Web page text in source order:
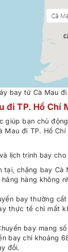
bay từ Cà Mau
đi TP. Hồ Chí
giúp bạn chủ
đi TP. Hồ
lịch trình bay cho
tại, chặng bay Cà
hàng không
bay thường
thực tế chỉ mất
bay mang
bay chỉ khoảng
đổi.